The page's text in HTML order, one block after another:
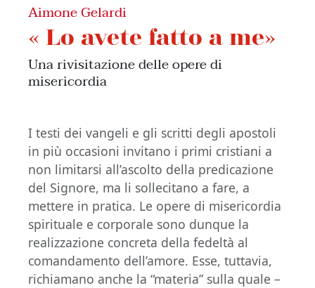
Aimone Gelardi
« Lo avete fatto a me»
Una rivisitazione delle opere di
misericordia
I testi dei vangeli e gli scritti degli apostoli
in più occasioni invitano i primi cristiani a
non limitarsi all’ascolto della predicazione
del Signore, ma li sollecitano a fare, a
mettere in pratica. Le opere di misericordia
spirituale e corporale sono dunque la
realizzazione concreta della fedeltà al
comandamento dell’amore. Esse, tuttavia,
richiamano anche la “materia” sulla quale –